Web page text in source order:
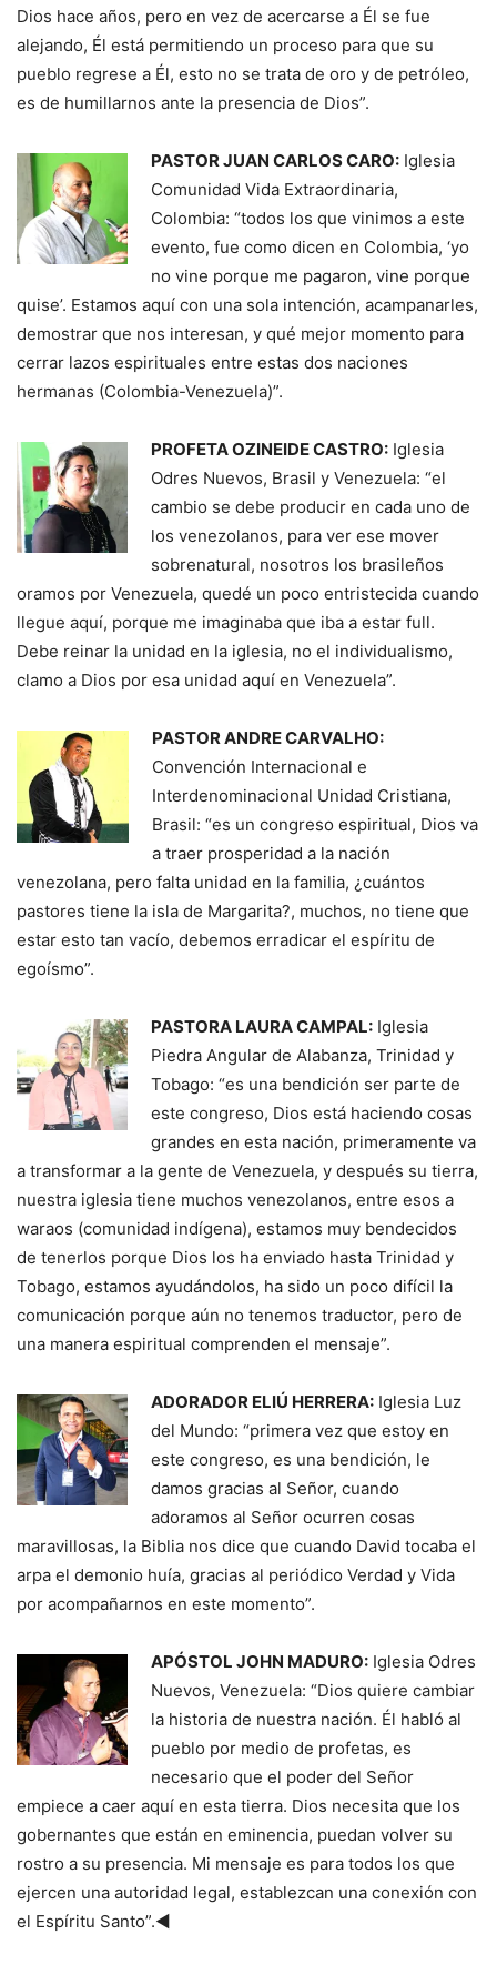
Dios hace años, pero en vez de acercarse a Él se fue
alejando, Él está permitiendo un proceso para que su
pueblo regrese a Él, esto no se trata de oro y de petróleo,
es de humillarnos ante la presencia de Dios”.
PASTOR JUAN CARLOS CARO: Iglesia
Comunidad Vida Extraordinaria,
Colombia: “todos los que vinimos a este
evento, fue como dicen en Colombia, ‘yo
no vine porque me pagaron, vine porque
quise’. Estamos aquí con una sola intención, acampanarles,
demostrar que nos interesan, y qué mejor momento para
cerrar lazos espirituales entre estas dos naciones
hermanas (Colombia-Venezuela)”.
PROFETA OZINEIDE CASTRO: Iglesia
Odres Nuevos, Brasil y Venezuela: “el
cambio se debe producir en cada uno de
los venezolanos, para ver ese mover
sobrenatural, nosotros los brasileños
oramos por Venezuela, quedé un poco entristecida cuando
llegue aquí, porque me imaginaba que iba a estar full.
Debe reinar la unidad en la iglesia, no el individualismo,
clamo a Dios por esa unidad aquí en Venezuela”.
PASTOR ANDRE CARVALHO:
Convención Internacional e
Interdenominacional Unidad Cristiana,
Brasil: “es un congreso espiritual, Dios va
a traer prosperidad a la nación
venezolana, pero falta unidad en la familia, ¿cuántos
pastores tiene la isla de Margarita?, muchos, no tiene que
estar esto tan vacío, debemos erradicar el espíritu de
egoísmo”.
PASTORA LAURA CAMPAL: Iglesia
Piedra Angular de Alabanza, Trinidad y
Tobago: “es una bendición ser parte de
este congreso, Dios está haciendo cosas
grandes en esta nación, primeramente va
a transformar a la gente de Venezuela, y después su tierra,
nuestra iglesia tiene muchos venezolanos, entre esos a
waraos (comunidad indígena), estamos muy bendecidos
de tenerlos porque Dios los ha enviado hasta Trinidad y
Tobago, estamos ayudándolos, ha sido un poco difícil la
comunicación porque aún no tenemos traductor, pero de
una manera espiritual comprenden el mensaje”.
ADORADOR ELIÚ HERRERA: Iglesia Luz
del Mundo: “primera vez que estoy en
este congreso, es una bendición, le
damos gracias al Señor, cuando
adoramos al Señor ocurren cosas
maravillosas, la Biblia nos dice que cuando David tocaba el
arpa el demonio huía, gracias al periódico Verdad y Vida
por acompañarnos en este momento”.
APÓSTOL JOHN MADURO: Iglesia Odres
Nuevos, Venezuela: “Dios quiere cambiar
la historia de nuestra nación. Él habló al
pueblo por medio de profetas, es
necesario que el poder del Señor
empiece a caer aquí en esta tierra. Dios necesita que los
gobernantes que están en eminencia, puedan volver su
rostro a su presencia. Mi mensaje es para todos los que
ejercen una autoridad legal, establezcan una conexión con
el Espíritu Santo”.◄